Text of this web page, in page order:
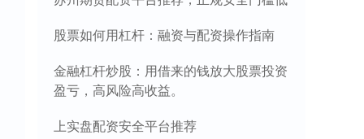
股票如何用杠杆：融资与配资操作指南
金融杠杆炒股：用借来的钱放大股票投资
盈亏，高风险高收益。
上实盘配资安全平台推荐